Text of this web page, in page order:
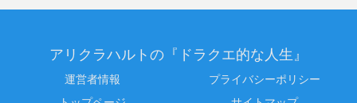
アリクラハルトの『ドラクエ的な人生』
運営者情報
プライバシーポリシー